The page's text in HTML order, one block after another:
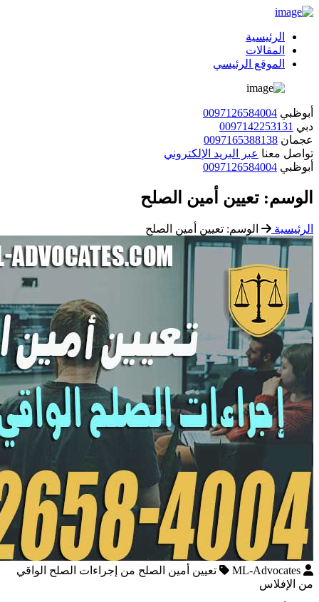
الرئيسية
المقالات
الموقع الرئيسي
أبوظبي 0097126584004
دبي 0097142253131
عجمان 0097165388138
تواصل معنا عبر البريد الإلكتروني
أبوظبي 0097126584004
الوسم: تعيين أمين الصلح
الرئيسية الوسم: تعيين أمين الصلح
ML-Advocates
تعيين أمين الصلح من إجراءات الصلح الواقي
من الإفلاس